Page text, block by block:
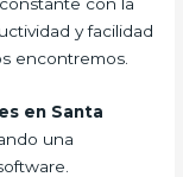
y facilidad
encontremos.
en Santa
una